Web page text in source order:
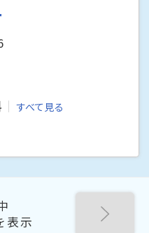
すべて見る
表示